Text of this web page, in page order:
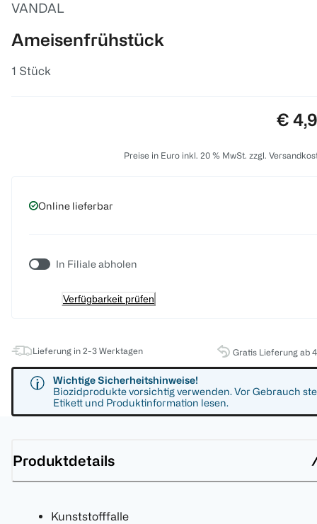
VANDAL
Ameisenfrühstück
1 Stück
€
Preise in Euro inkl. 20 % MwSt. zzgl.
Online lieferbar
In Filiale abholen
Verfügbarkeit prüfen
Lieferung in 2-3 Werktagen Gratis Lieferung ab
Wichtige Sicherheitshinweise!
Biozidprodukte vorsichtig verwenden. Vor Gebrauch
Etikett und Produktinformation lesen.
Produktdetails
Kunststofffalle